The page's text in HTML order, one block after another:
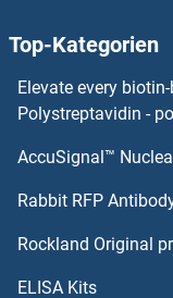
ADH6 ELISA Kits
ADH5 ELISA Kits
ADH1C ELISA Kits
Top-Kategorien
Elevate every
Polystreptavidin -
AccuSignal™
Rabbit RFP
Rockland Original
ELISA Kits